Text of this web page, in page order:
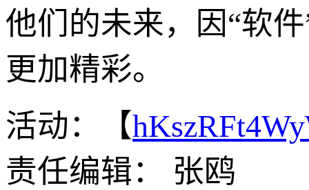
他们的未来，因“软
更加精彩。
活动：【
责任编辑： 张鸥